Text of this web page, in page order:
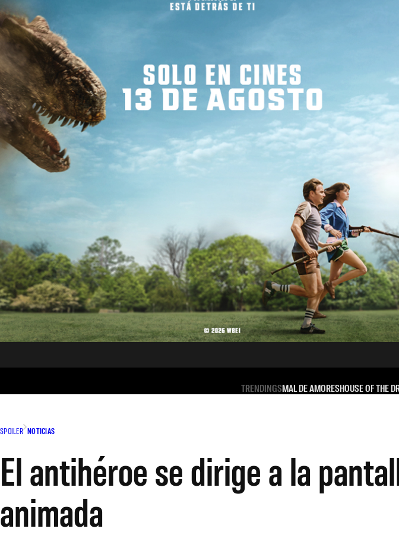
TRENDINGSMAL DE AMORESHOUSE OF THE
SPOILER NOTICIAS
El antihéroe se dirige a la
animada